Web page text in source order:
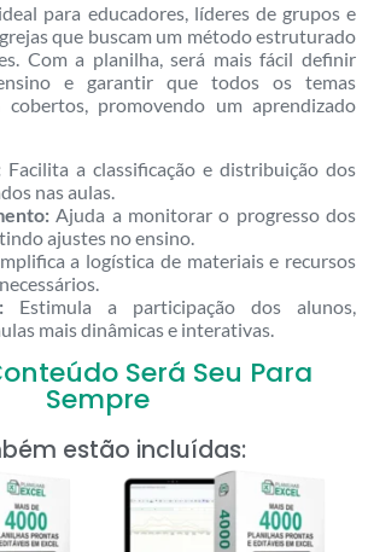
para educadores, líderes de grupos e
que buscam um método estruturado
Com a planilha, será mais fácil definir
e garantir que todos os temas
cobertos, promovendo um aprendizado
Facilita a classificação e distribuição dos
nas aulas.
Ajuda a monitorar o progresso dos
ajustes no ensino.
a logística de materiais e recursos
Estimula a participação dos alunos,
mais dinâmicas e interativas.
Será Seu Para
Sempre
estão incluídas: